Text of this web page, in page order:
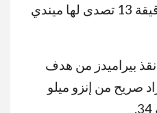
من أحمد عاطف في الدقيقة 13 تصدى لها ميندي
بيراميدز من هدف
صريح من إنزو ميلو